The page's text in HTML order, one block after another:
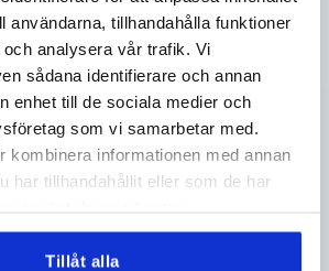
användarna, tillhandahålla funktioner
analysera vår trafik. Vi
sådana identifierare och annan
enhet till de sociala medier och
som vi samarbetar med.
kombinera informationen med annan
har tillhandahållit eller som de har
Tillåt alla
FÄSTHÅL=12H7
D=35
D3=25
D6=20 A=47,5 A1=4
H=23,3
L2=58,4 HÖJD=52,1